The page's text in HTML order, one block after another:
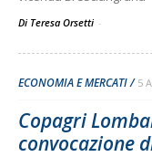
Di Teresa Orsetti -
ECONOMIA E MERCATI 5
Copagri
convocazione